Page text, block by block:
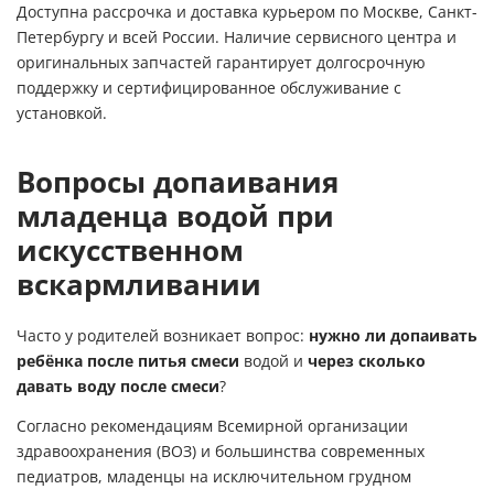
Доступна рассрочка и доставка курьером по Москве, Санкт-
Петербургу и всей России. Наличие сервисного центра и
оригинальных запчастей гарантирует долгосрочную
поддержку и сертифицированное обслуживание с
установкой.
Вопросы допаивания
младенца водой при
искусственном
вскармливании
Часто у родителей возникает вопрос: нужно ли допаивать
ребёнка после питья смеси водой и через сколько
давать воду после смеси?
Согласно рекомендациям Всемирной организации
здравоохранения (ВОЗ) и большинства современных
педиатров, младенцы на исключительном грудном